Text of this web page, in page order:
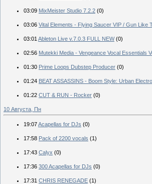
03:09 MixMeister Studio 7.2.2 (0)
03:06 Vital Elements - Flying Saucer VIP / Gun Like
03:01 Ableton Live v.7.0.3 FULL NEW (0)
02:56 Mutekki Media - Vengeance Vocal Essentials
01:30 Prime Loops Dubstep Producer (0)
01:24 BEAT ASSASSINS - Boom Style: Urban
01:22 CUT & RUN - Rocker (0)
10 Августа, Пн
19:07Acapellas for DJs (0)
17:58 Pack of 2200 vocals (1)
17:43 Calyx (0)
17:36 300 Acapellas for DJs (0)
17:31 CHRIS RENEGADE (1)